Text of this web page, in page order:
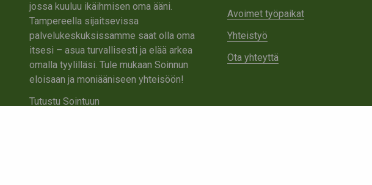
jossa kuuluu ikäihmisen oma ääni.
Tampereella sijaitsevissa
palvelukeskuksissamme saat olla oma
itsesi – asua turvallisesti ja elää arkea
omalla tyylilläsi. Tule mukaan Soinnun
eloisaan ja moniääniseen yhteisöön!
Tutustu Sointuun
Avoimet työpaikat
Yhteistyö
Ota yhteyttä